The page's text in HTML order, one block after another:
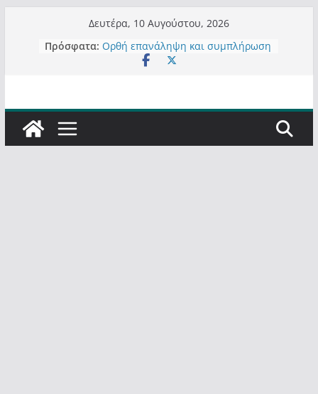
περιεχόμενο
Δευτέρα, 10 Αυγούστου, 2026
Πρόσφατα: Ορθή επανάληψη και συμπλήρωση
ανάκλησης του από 14/01/2021
Καστοριανός;